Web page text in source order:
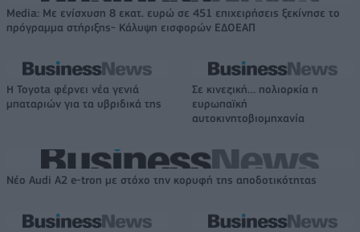
Media: Με ενίσχυση 8 εκατ. ευρώ σε 451 επιχειρήσεις ξεκίνησε το
πρόγραμμα στήριξης- Κάλυψη εισφορών ΕΔΟΕΑΠ
Η Toyota φέρνει νέα γενιά
μπαταριών για τα υβριδικά της
Σε κινεζική… πολιορκία η
ευρωπαϊκή
αυτοκινητοβιομηχανία
Νέο Audi A2 e-tron με στόχο την κορυφή της αποδοτικότητας